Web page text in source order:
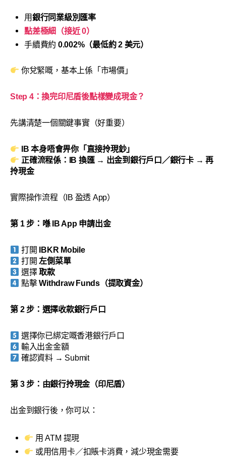
用銀行同業級別匯率
點差極細（接近 0）
手續費約 0.002%（最低約 2 美元）
你兌緊嘅，基本上係「市場價」
Step 4：換完印尼盾後點樣變成現金？
先講清楚一個關鍵事實（好重要）
IB 本身唔會畀你「直接拎現鈔」
正確流程係：IB 換匯 → 出金到銀行戶口／銀行卡 → 再
拎現金
實際操作流程（IB 盈透 App）
第 1 步：喺 IB App 申請出金
打開
IBKR Mobile
打開 左側菜單
選擇取款
點擊Withdraw Funds（提取資金）
第 2 步：選擇收款銀行戶口
選擇你已綁定嘅香港銀行戶口
輸入出金金額
確認資料 → Submit
第 3 步：由銀行拎現金（印尼盾）
出金到銀行後，你可以：
用 ATM 提現
或用信用卡／扣賬卡消費，減少現金需要